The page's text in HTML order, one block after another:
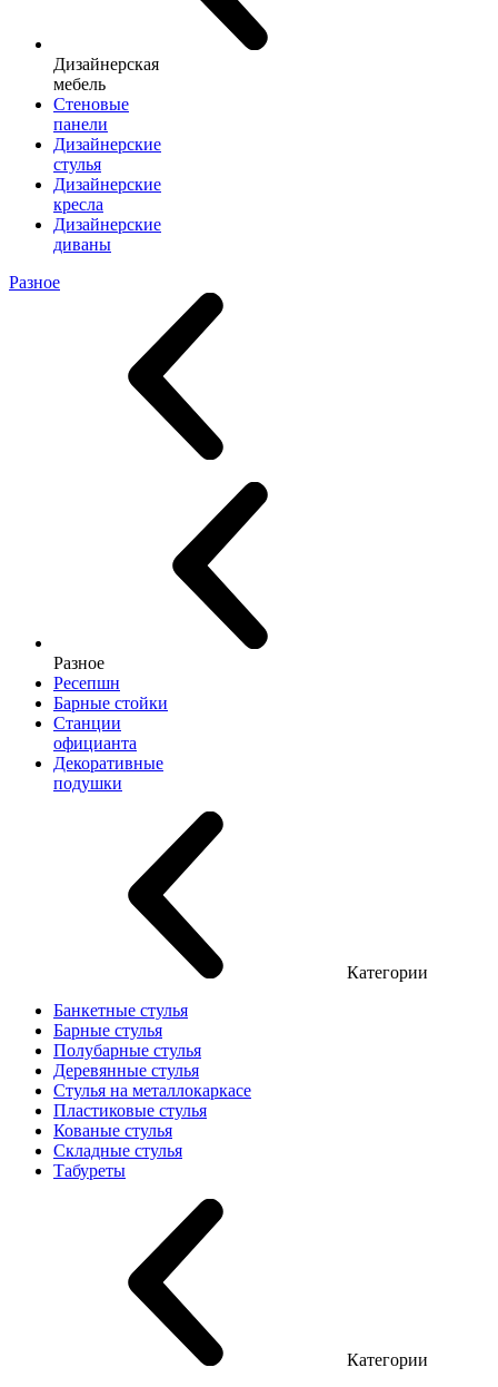
Дизайнерская
мебель
Стеновые
панели
Дизайнерские
стулья
Дизайнерские
кресла
Дизайнерские
диваны
Разное
Разное
Ресепшн
Барные стойки
Станции
официанта
Декоративные
подушки
Категории
Банкетные стулья
Барные стулья
Полубарные стулья
Деревянные стулья
Стулья на металлокаркасе
Пластиковые стулья
Кованые стулья
Складные стулья
Табуреты
Категории